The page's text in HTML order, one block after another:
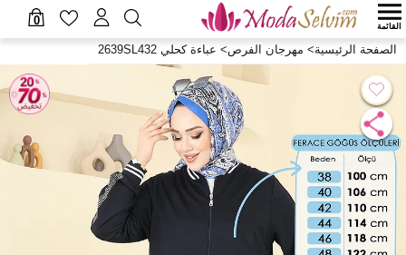
0 القائمة
الصفحة الرئيسية> مهرجان الفرص> عباءة كحلي 2639SL432